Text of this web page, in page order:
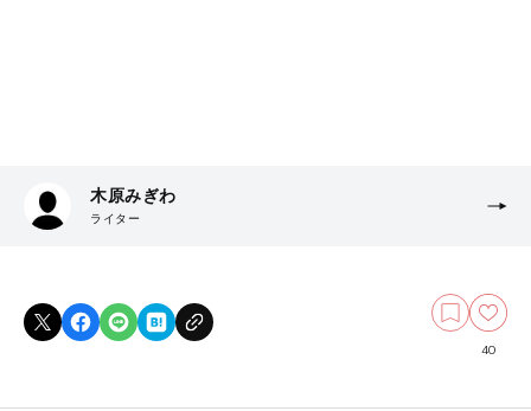
木原みぎわ
ライター
40